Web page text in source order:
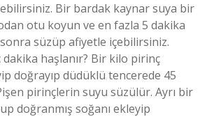
Bir bardak kaynar suya bir
otu koyun ve en fazla 5 dakika
süzüp afiyetle içebilirsiniz.
haşlanır? Bir kilo pirinç
doğrayıp düdüklü tencerede 45
pirinçlerin suyu süzülür. Ayrı bir
doğranmış soğanı ekleyip